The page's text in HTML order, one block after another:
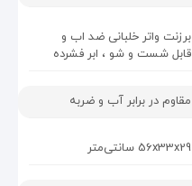
برزنت واتر خلبانی ضد اب و
قابل شست و شو ، ابر فشرده
مقاوم در برابر آب و ضربه
56x33x29 سانتی‌متر